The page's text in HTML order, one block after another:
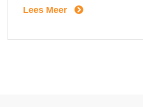
Haal dan snel deze Smokey
boven. Een rokerige blend
Lees Meer